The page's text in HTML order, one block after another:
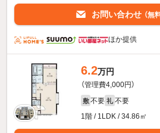
お問い合わせ （無
ほか提供
6.2万円
（管理費4,000円）
敷 不要 礼 不要
1階 / 1LDK / 34.86㎡